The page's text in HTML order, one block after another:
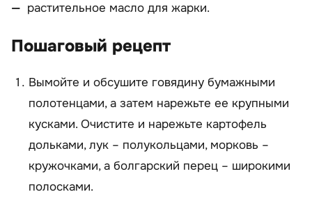
растительное масло для жарки.
Пошаговый рецепт
Вымойте и обсушите говядину бумажными
полотенцами, а затем нарежьте ее крупными
кусками. Очистите и нарежьте картофель
дольками, лук – полукольцами, морковь –
кружочками, а болгарский перец – широкими
полосками.